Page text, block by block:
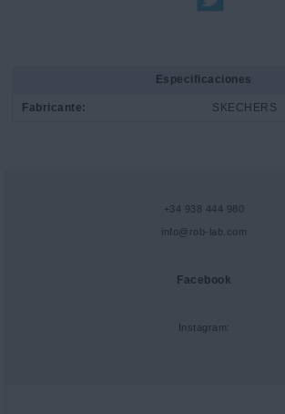
Especificaciones
Fabricante: SKECHERS
+34 938 444 980
info@rob-lab.com
Facebook
Instagram: